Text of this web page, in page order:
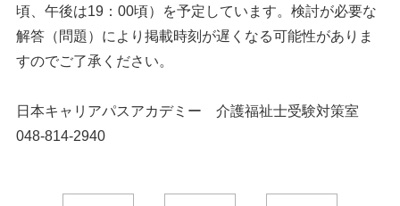
頃、午後は19：00頃）を予定しています。検討が必要な
解答（問題）により掲載時刻が遅くなる可能性がありま
すのでご了承ください。
日本キャリアパスアカデミー 介護福祉士受験対策室
048-814-2940